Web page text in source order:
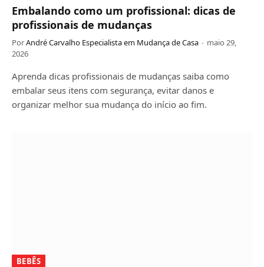
Embalando como um profissional: dicas de
profissionais de mudanças
PorAndré Carvalho Especialista em Mudança de Casa
maio 29,
2026
Aprenda dicas profissionais de mudanças saiba como
embalar seus itens com segurança, evitar danos e
organizar melhor sua mudança do início ao fim.
BEBÊS